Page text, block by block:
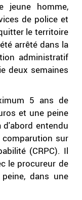
jeune homme,
de police et
le territoire
arrêté dans la
administratif
deux semaines
5 ans de
et une peine
d'abord entendu
comparution sur
(CRPC). Il
le procureur de
dans une